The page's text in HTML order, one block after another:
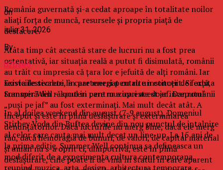
România guvernată și-a cedat aproape în totalitate noilor
aliați forța de muncă, resursele și propria piață de
desfacere.
Atâta timp cât această stare de lucruri nu a fost prea
ostentativă, iar situația reală a putut fi disimulată, românii
au trăit cu impresia că țara lor e jefuită de alți români. Iar
serviciile secrete, în parteneriat cu alte instituții de forță,
transpiră din răsputeri pentru a opri acest jaf. Dar românii
„puși pe jaf” au fost exterminați. Mai mult decât atât. A
început și este în plină desfășurare și exterminarea
denunțătorilor. Dacă lucrurile nu merg bine, dacă ele merg
rău, dacă hemoragia de bunuri, de valori, de capital material
și uman nu s-a oprit ci, dimpotrivă, este în plină
desfășurare, cine poate fi de vină în statul în care aparent
on
iulie 31, 2026
By
b2bseo
Exista festivaluri la care mergi pentru un concert. Si exista
Summer Well – locul in care muzica este doar inceputul.
In al doilea weekend din august (7-9 august), Domeniul
Stirbey Voda din Buftea devine din nou punctul de intalnire
al celor care cauta mai mult decat un line-up. La 15 ani de
la prima editie, Summer Well continua sa defineasca un
mod diferit de a experimenta cultura contemporana,
reunind muzica, arta, design, arhitectura temporara,